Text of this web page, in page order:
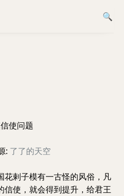
使问题
: 了了的天空
花剌子模有一古怪的风俗，凡
信使，就会得到提升，给君王